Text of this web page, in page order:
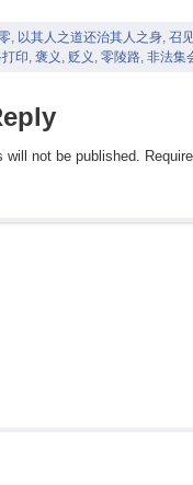
, 以其人之道还治其人之身, 召
印, 褒义 , 贬义 , 零陵路, 非法集
will not be published.